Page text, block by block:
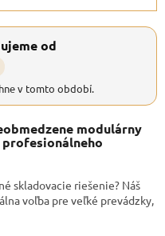
od
v tomto období.
modulárny
skladovacie riešenie? Náš
voľba pre veľké prevádzky,